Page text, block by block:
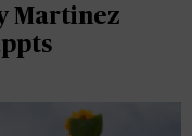
Martinez